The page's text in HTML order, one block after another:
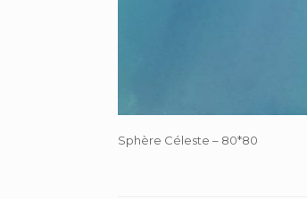
Sphère Céleste – 80*80